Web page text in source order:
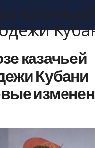
казачьей
Кубани